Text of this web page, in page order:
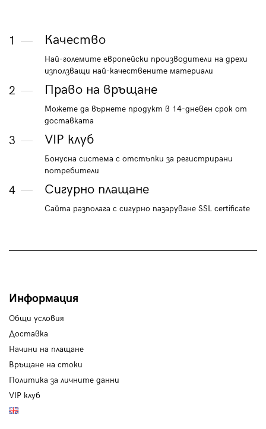
1 Качество
Най-големите европейски производители на дрехи
използващи най-качествените материали
2 Право на връщане
Можете да върнете продукт в 14-дневен срок от
доставката
3 VIP клуб
Бонусна система с отстъпки за регистрирани
потребители
4 Сигурно плащане
Сайта разполага с сигурно пазаруване SSL certificate
Информация
Общи условия
Доставка
Начини на плащане
Връщане на стоки
Политика за личните данни
VIP клуб